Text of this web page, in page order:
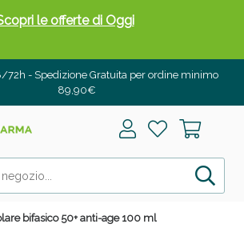
72h - Spedizione Gratuita per ordine minimo
89,90€
bifasico 50+ anti-age 100 ml
le offerte di Oggi